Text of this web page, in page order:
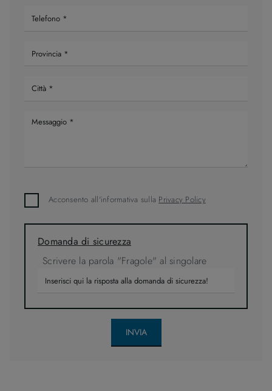
Acconsento all'informativa sulla Privacy Policy
Domanda di sicurezza
Scrivere la parola "Fragole" al singolare
INVIA